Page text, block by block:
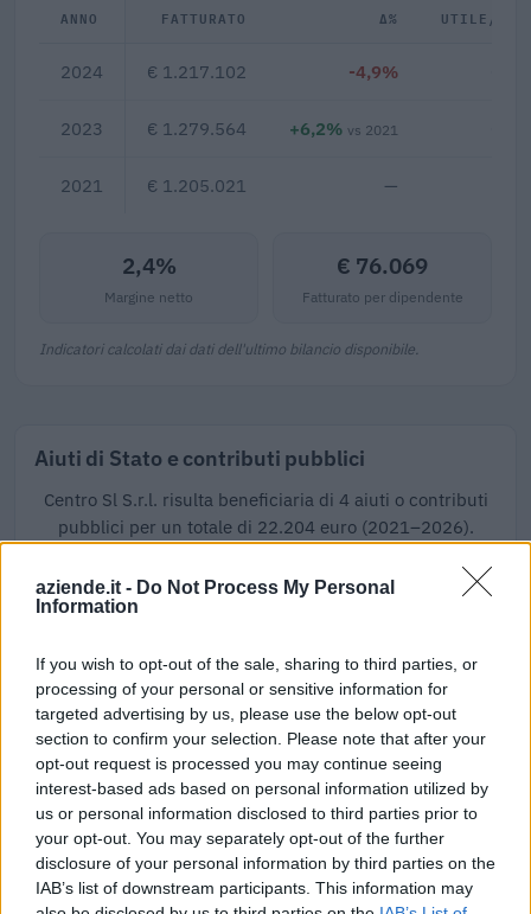
aziende.it - Do Not Process My Personal
Information
If you wish to opt-out of the sale, sharing to third parties, or
processing of your personal or sensitive information for
targeted advertising by us, please use the below opt-out
section to confirm your selection. Please note that after your
opt-out request is processed you may continue seeing
interest-based ads based on personal information utilized by
us or personal information disclosed to third parties prior to
your opt-out. You may separately opt-out of the further
disclosure of your personal information by third parties on the
IAB’s list of downstream participants. This information may
ANNO FATTURATO Δ% UTILE/
2024 € 1.217.102 -4,9%
2023 € 1.279.564 +6,2% vs 2021
2021 € 1.205.021 —
2,4%
Margine netto
€ 76.069
Fatturato per dipendente
Indicatori calcolati dai dati dell'ultimo bilancio disponibile.
Aiuti di Stato e contributi pubblici
Centro Sl S.r.l. risulta beneficiaria di 4 aiuti o contributi
pubblici per un totale di 22.204 euro (2021–2026).
2026-04-27
Incentivo per l'assunzione di lavoratori con almeno
INPS
3.240 euro
2023-05-30
Contributo a fondo perduto [e modifiche ai sensi
della decisione SA. 62668 e decisione C(2022) 171 final)
SA 101076)
agenzia delle entrate
14.233 euro